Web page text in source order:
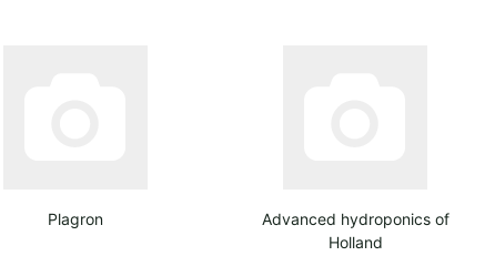
Plagron
Advanced hydroponics of
Holland